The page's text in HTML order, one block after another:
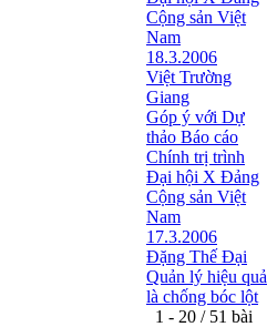
Cộng sản Việt
Nam
18.3.2006
Việt Trường
Giang
Góp ý với Dự
thảo Báo cáo
Chính trị trình
Đại hội X Đảng
Cộng sản Việt
Nam
17.3.2006
Đặng Thế Đại
Quản lý hiệu quả
là chống bóc lột
1 - 20 / 51 bài